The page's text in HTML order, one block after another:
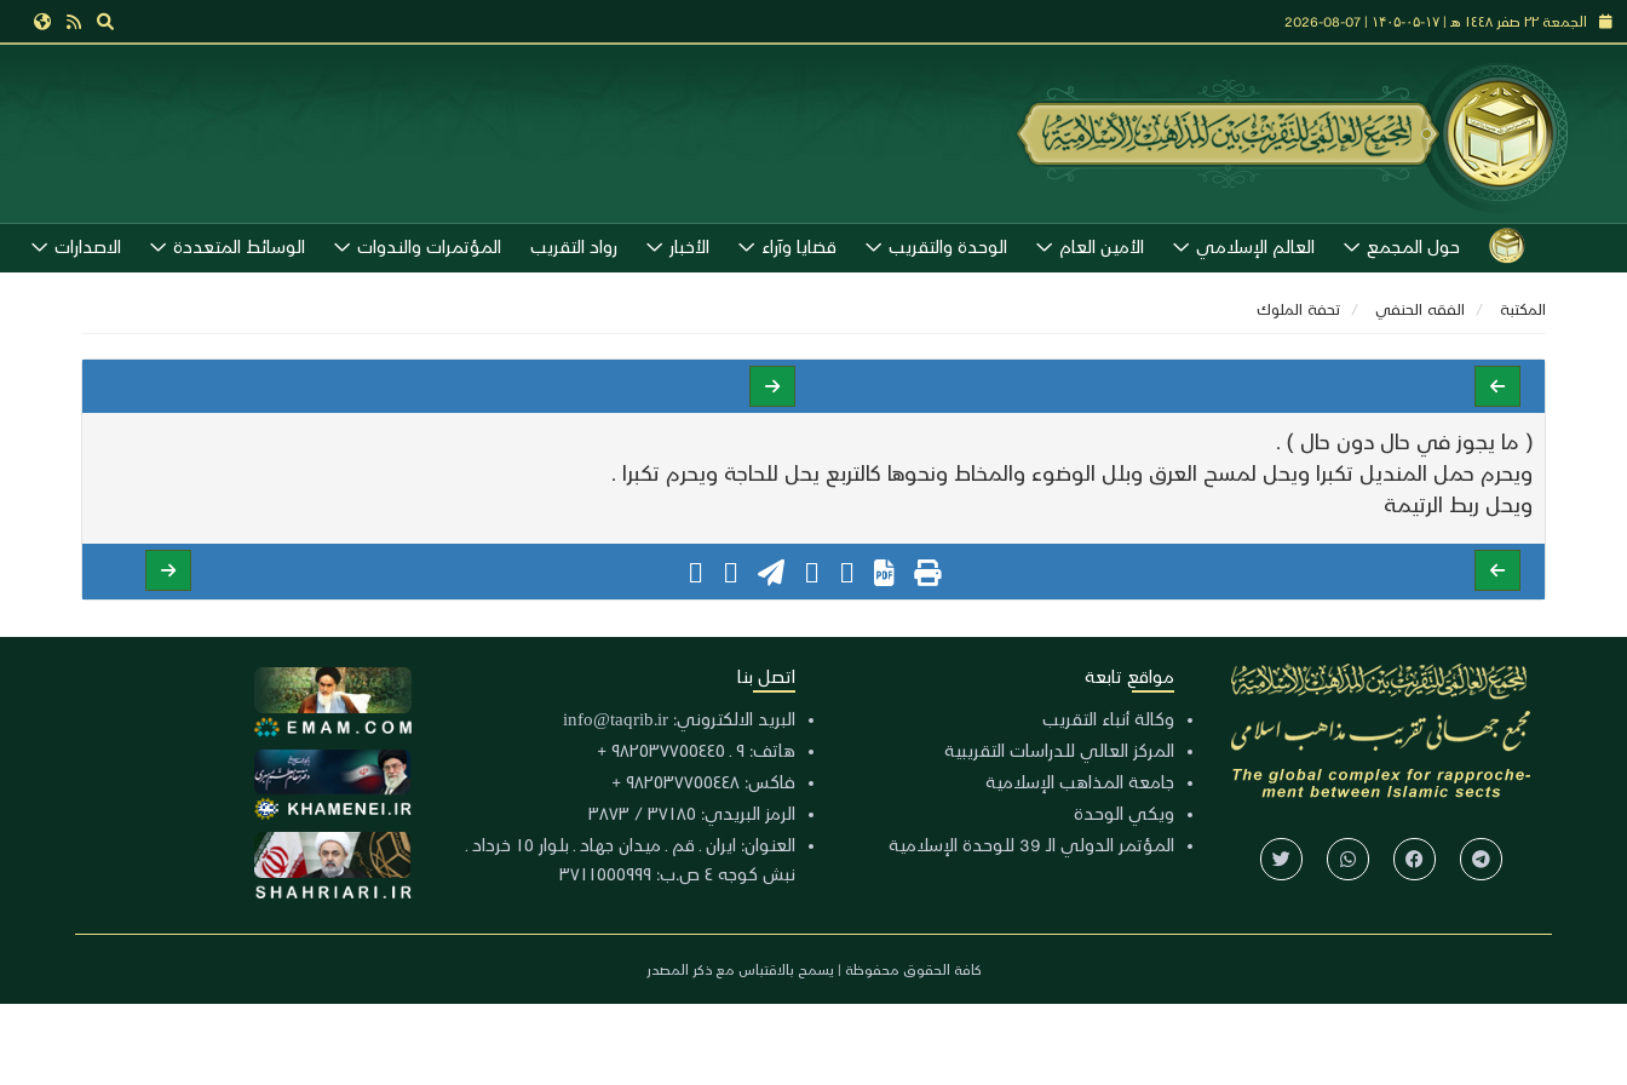
الجمعة ٢٢ صفر ١٤٤٨ هـ | ۱۷-۰۵-۱۴۰۵ | 07-08-2026
حول المجمع العالم الإسلامي الأمين العام الوحدة والتقريب قضايا وآراء الأخبار رواد التقريب المؤتمرات والندوات الوسائط المتعددة الاصدارات
المكتبة الفقه الحنفي تحفة الملوك
( ما يجوز في حال دون حال ) .
ويحرم حمل المنديل تكبرا ويحل لمسح العرق وبلل الوضوء والمخاط ونحوها كالتربع يحل للحاجة ويحرم تكبرا .
ويحل ربط الرتيمة
مواقع تابعة
وكالة أنباء التقريب
المركز العالي للدراسات التقريبية
جامعة المذاهب الإسلامية
ويكي الوحدة
المؤتمر الدولي الـ 39 للوحدة الإسلامية
اتصل بنا
البريد الالكتروني: info@taqrib.ir
هاتف: ٩ ـ ٩٨٢٥٣٧٧٥٥٤٤٥ +
فاكس: ٩٨٢٥٣٧٧٥٥٤٤٨ +
الرمز البريدي: ٣٧١٨٥ / ٣٨٧٣
العنوان: ايران ـ قم ـ ميدان جهاد ـ بلوار ١٥ خرداد ـ
نبش كوجه ٤ ص.ب: ٣٧١١٥٥٥٩٩٩
كافة الحقوق محفوظة | يسمح بالاقتباس مع ذكر المصدر